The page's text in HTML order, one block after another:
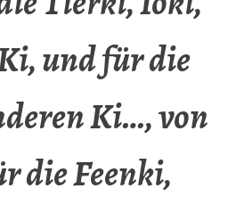
und für die
Ki…, von
die Feenki,